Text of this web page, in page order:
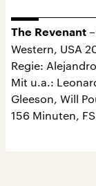
The Revenant
Western, USA
Regie:
Mit u.a.:
Gleeson, Will
156 Minuten,